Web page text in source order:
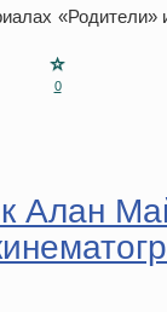
«Родители»
0
Алан